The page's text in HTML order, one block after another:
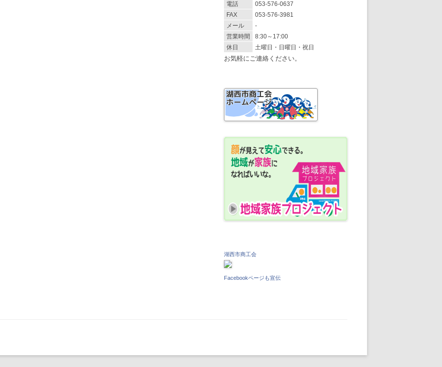
電話
053-576-0637
FAX
053-576-3981
メール
-
営業時間
8:30～17:00
休日
土曜日・日曜日・祝日
お気軽にご連絡ください。
湖西市商工会
Facebookページも宣伝